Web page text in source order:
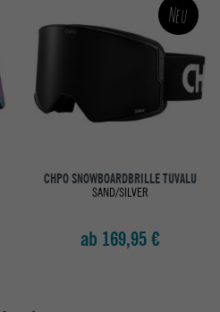
Neu
CHPO SNOWBOARDBRILLE TUVALU
SAND/SILVER
ab 169,95 €